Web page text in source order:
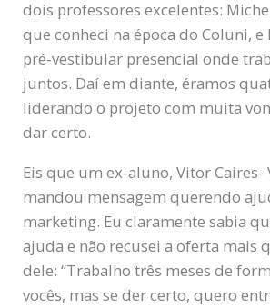
dois professores excelentes:
que conheci na época do Coluni, e
pré-vestibular presencial onde
juntos. Daí em diante, éramos
liderando o projeto com muita
dar certo.
Eis que um ex-aluno, Vitor Caires-
mandou mensagem querendo
marketing. Eu claramente sabia
ajuda e não recusei a oferta mais
dele: “Trabalho três meses de
vocês, mas se der certo, quero